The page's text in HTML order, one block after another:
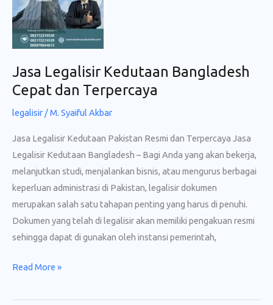
Jasa Legalisir Kedutaan Bangladesh
Cepat dan Terpercaya
legalisir /M. Syaiful Akbar
Jasa Legalisir Kedutaan Pakistan Resmi dan Terpercaya Jasa
Legalisir Kedutaan Bangladesh – Bagi Anda yang akan bekerja,
melanjutkan studi, menjalankan bisnis, atau mengurus berbagai
keperluan administrasi di Pakistan, legalisir dokumen
merupakan salah satu tahapan penting yang harus di penuhi.
Dokumen yang telah di legalisir akan memiliki pengakuan resmi
sehingga dapat di gunakan oleh instansi pemerintah,
Jasa
Kedutaan
Read More »